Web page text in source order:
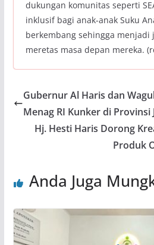
dukungan komunitas seperti
inklusif bagi anak-anak Suku
berkembang sehingga
meretas masa depan mereka.
Gubernur Al Haris dan
Menag RI Kunker di Provinsi
Hj. Hesti Haris Dorong
Produk
Anda Juga